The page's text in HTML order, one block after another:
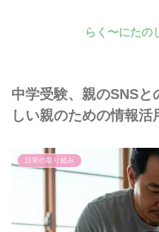
らく〜にたの
中学受験、親のSNS
しい親のための情報活
日常の取り組み